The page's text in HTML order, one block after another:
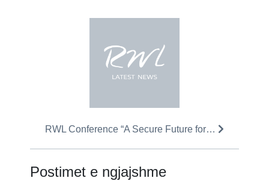
RWL Conference “A Secure Future for…
Postimet e ngjajshme